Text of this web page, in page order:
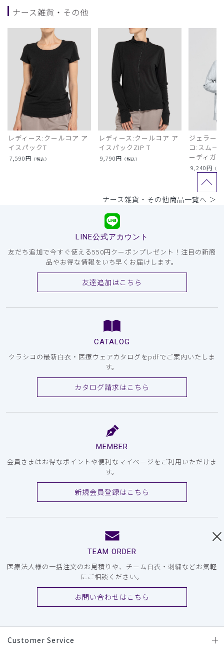
ナース雑貨・その他
レディース:クールコア ア
イスパックT
7,590円 （税込）
レディース:クールコア ア
イスパックZIP T
9,790円 （税込）
ジェラー
コ:スムー
ーディガン
9,240円 （税
ナース雑貨・その他商品一覧へ ＞
LINE公式アカウント
友だち追加で今すぐ使える550円クーポンプレゼント！注目の新商
品やお得な情報をいち早くお届けします。
友達追加はこちら
CATALOG
クラシコの最新白衣・医療ウェアカタログをpdfでご案内いたしま
す。
カタログ請求はこちら
MEMBER
会員さまはお得なポイントや便利なマイページをご利用いただけま
す。
新規会員登録はこちら
TEAM ORDER
医療法人様の一括注文のお見積りや、チーム白衣・刺繍などお気軽
にご相談ください。
お問い合わせはこちら
Customer Service